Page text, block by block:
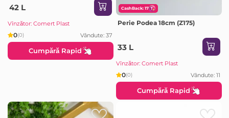
42 L
Vînzător: Comert Plast
0(0) Vândute: 37
Cumpără Rapid
CashBack: 17
Perie Podea 18cm (Z175)
33 L
Vînzător: Comert Plast
0(0) Vândute: 11
Cumpără Rapid